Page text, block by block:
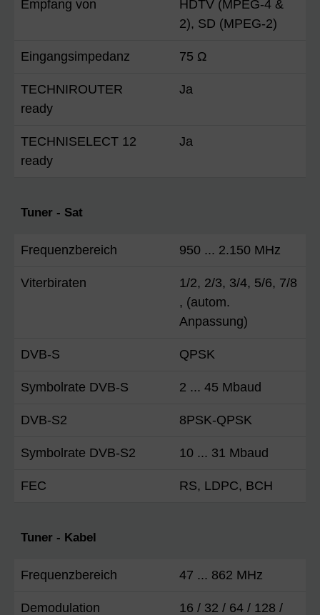
Empfang von
HDTV (MPEG-4 &
2), SD (MPEG-2)
Eingangsimpedanz 75 Ω
TECHNIROUTER
ready
Ja
TECHNISELECT 12
ready
Ja
Tuner - Sat
Frequenzbereich 950 ... 2.150 MHz
Viterbiraten
1/2, 2/3, 3/4, 5/6, 7/8
, (autom.
Anpassung)
DVB-S QPSK
Symbolrate DVB-S 2 ... 45 Mbaud
DVB-S2 8PSK-QPSK
Symbolrate DVB-S2 10 ... 31 Mbaud
FEC RS, LDPC, BCH
Tuner - Kabel
Frequenzbereich 47 ... 862 MHz
Demodulation
16 / 32 / 64 / 128 /